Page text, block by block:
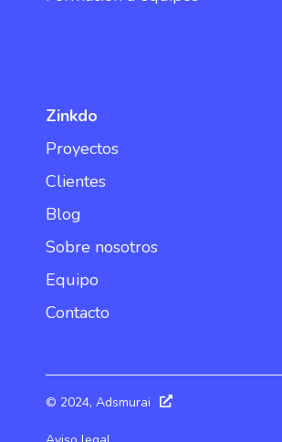
Zinkdo
Proyectos
Clientes
Blog
Sobre nosotros
Equipo
Contacto
© 2024, Adsmurai